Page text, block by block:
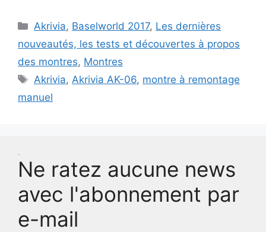
Catégories
Akrivia, Baselworld 2017, Les dernières
nouveautés, les tests et découvertes à propos
des montres, Montres
Étiquettes
Akrivia,Akrivia AK-06, montre à remontage
manuel
Ne ratez aucune news
avec l'abonnement par
e-mail